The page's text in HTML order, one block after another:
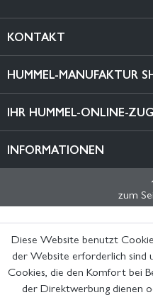
KONTAKT
HUMMEL-MANUFAKTUR
IHR HUMMEL-ONLINE-
INFORMATIONEN
zum
Diese Website benutzt
der Website erforderlich sind
Cookies, die den Komfort bei
der Direktwerbung dienen